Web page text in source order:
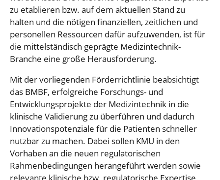
zu etablieren bzw. auf dem aktuellen Stand zu
halten und die nötigen finanziellen, zeitlichen und
personellen Ressourcen dafür aufzuwenden, ist für
die mittelständisch geprägte Medizintechnik-
Branche eine große Herausforderung.
Mit der vorliegenden Förderrichtlinie beabsichtigt
das BMBF, erfolgreiche Forschungs- und
Entwicklungsprojekte der Medizintechnik in die
klinische Validierung zu überführen und dadurch
Innovationspotenziale für die Patienten schneller
nutzbar zu machen. Dabei sollen KMU in den
Vorhaben an die neuen regulatorischen
Rahmenbedingungen herangeführt werden sowie